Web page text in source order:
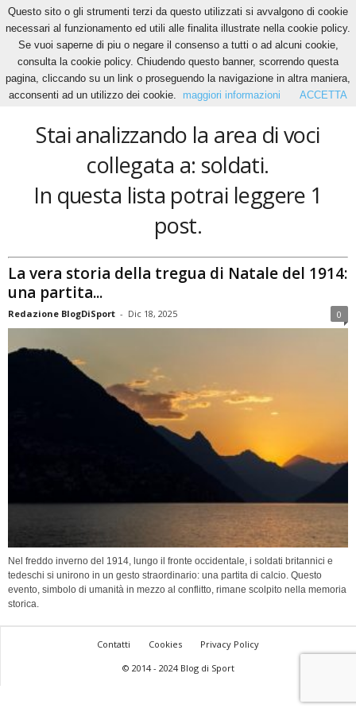
Home Tags Soldati
soldati
Stai analizzando la area di voci
collegata a: soldati.
In questa lista potrai leggere 1
post.
La vera storia della tregua di Natale del 1914:
una partita...
Redazione BlogDiSport - Dic 18, 2025 0
Nel freddo inverno del 1914, lungo il fronte occidentale, i soldati britannici e
tedeschi si unirono in un gesto straordinario: una partita di calcio. Questo
evento, simbolo di umanità in mezzo al conflitto, rimane scolpito nella memoria
storica.
Contatti Cookies
Privacy Policy
© 2014 - 2024 Blog di Sport
Questo sito o gli strumenti terzi da questo utilizzati si avvalgono di cookie
necessari al funzionamento ed utili alle finalita illustrate nella cookie policy.
Se vuoi saperne di piu o negare il consenso a tutti o ad alcuni cookie,
consulta la cookie policy. Chiudendo questo banner, scorrendo questa
pagina, cliccando su un link o proseguendo la navigazione in altra maniera,
acconsenti ad un utilizzo dei cookie.
maggiori informazioni ACCETTA